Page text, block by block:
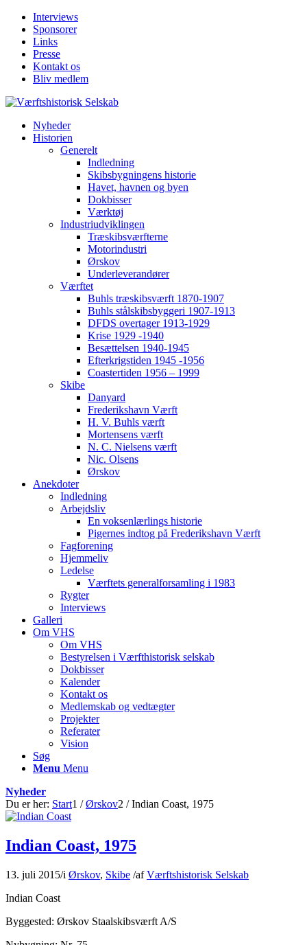
Interviews
Sponsorer
Links
Presse
Kontakt os
Bliv medlem
Nyheder
Historien
Generelt
Indledning
Skibsbygningens historie
Havet, havnen og byen
Dokbisser
Værktøj
Industriudviklingen
Træskibsværfterne
Motorindustri
Ørskov
Underleverandører
Værftet
Buhls træskibsværft 1870-1907
Buhls stålskibsbyggeri 1907-1913
DFDS overtager 1913-1929
Krise 1929 -1940
Besættelsen 1940-1945
Efterkrigstiden 1945 -1956
Coastertiden 1956 – 1999
Skibe
Danyard
Frederikshavn Værft
H. V. Buhls værft
Mortensens værft
N. C. Nielsens værft
Nic. Olsens
Ørskov
Anekdoter
Indledning
Arbejdsliv
En voksenlærlings historie
Pigernes indtog på Frederikshavn Værft
Fagforening
Hjemmeliv
Ledelse
Værftets generalforsamling i 1983
Rygter
Interviews
Galleri
Om VHS
Om VHS
Bestyrelsen i Værfthistorisk selskab
Dokbisser
Kalender
Kontakt os
Medlemskab og vedtægter
Projekter
Referater
Vision
Søg
Menu Menu
Nyheder
Du er her: Start1 / Ørskov2 / Indian Coast, 1975
Indian Coast, 1975
13. juli 2015/i Ørskov, Skibe /afVærftshistorisk Selskab
Indian Coast
Byggested: Ørskov Staalskibsværft A/S